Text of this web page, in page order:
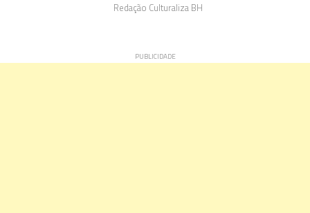
Redação Culturaliza BH